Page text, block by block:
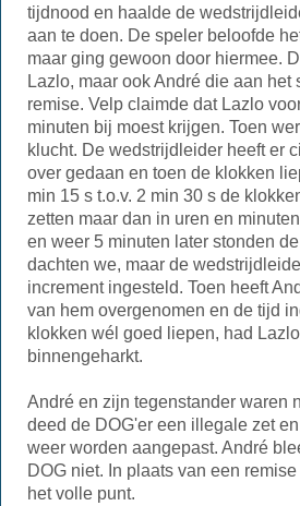
tijdnood en haalde de
aan te doen. De speler beloofde
maar ging gewoon door hiermee.
Lazlo, maar ook André die aan het
remise. Velp claimde dat Lazlo
minuten bij moest krijgen. Toen
klucht. De wedstrijdleider heeft er
over gedaan en toen de klokken
min 15 s t.o.v. 2 min 30 s de
zetten maar dan in uren en
en weer 5 minuten later stonden
dachten we, maar de
increment ingesteld. Toen heeft
van hem overgenomen en de tijd
klokken wél goed liepen, had
binnengeharkt.
André en zijn tegenstander waren
deed de DOG'er een illegale zet
weer worden aangepast. André
DOG niet. In plaats van een
het volle punt.